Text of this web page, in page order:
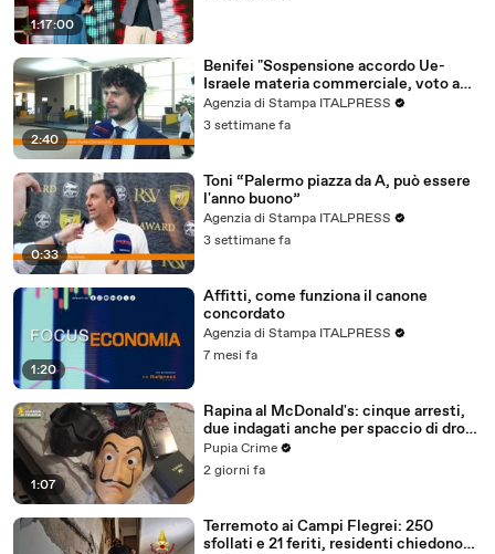
1:17:00
2:40
Benifei "Sospensione accordo Ue-
Israele materia commerciale, voto a
maggioranza"
Agenzia di Stampa ITALPRESS
3 settimane fa
0:33
Toni “Palermo piazza da A, può essere
l'anno buono”
Agenzia di Stampa ITALPRESS
3 settimane fa
1:20
Affitti, come funziona il canone
concordato
Agenzia di Stampa ITALPRESS
7 mesi fa
1:07
Rapina al McDonald's: cinque arresti,
due indagati anche per spaccio di droga
(03.08.26)
Pupia Crime
2 giorni fa
Terremoto ai Campi Flegrei: 250
sfollati e 21 feriti, residenti chiedono